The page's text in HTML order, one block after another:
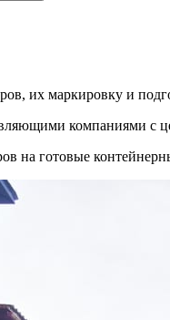
их маркировку и
компаниями с
на готовые